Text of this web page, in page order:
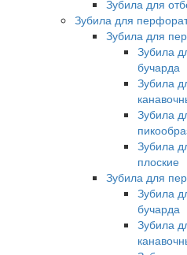
Зубила для
Зубила для
Зубила для
Зубила
бучарда
Зубила
Зубила
Зубила
плоские
Зубила для
Зубила
бучарда
Зубила